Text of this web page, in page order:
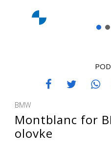
1 2
BMW
Montblanc for
olovke